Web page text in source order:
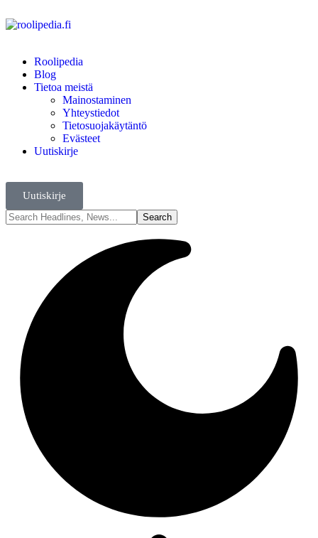
Roolipedia
Blog
Tietoa meistä
Mainostaminen
Yhteystiedot
Tietosuojakäytäntö
Evästeet
Uutiskirje
Uutiskirje